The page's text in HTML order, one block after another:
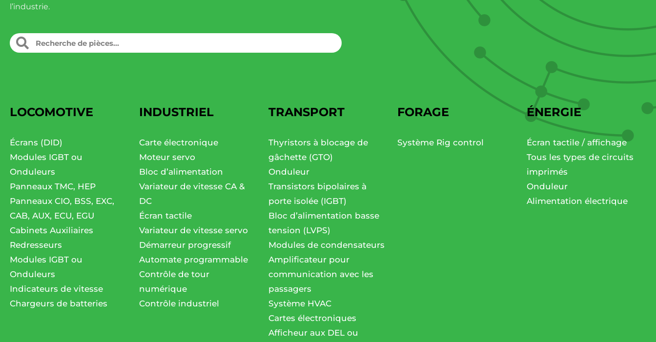
l’industrie.
LOCOMOTIVE
Écrans (DID)
Modules IGBT ou
Onduleurs
Panneaux TMC, HEP
Panneaux CIO, BSS, EXC,
CAB, AUX, ECU, EGU
Cabinets Auxiliaires
Redresseurs
Modules IGBT ou
Onduleurs
Indicateurs de vitesse
Chargeurs de batteries
INDUSTRIEL
Carte électronique
Moteur servo
Bloc d’alimentation
Variateur de vitesse CA &
DC
Écran tactile
Variateur de vitesse servo
Démarreur progressif
Automate programmable
Contrôle de tour
numérique
Contrôle industriel
TRANSPORT
Thyristors à blocage de
gâchette (GTO)
Onduleur
Transistors bipolaires à
porte isolée (IGBT)
Bloc d’alimentation basse
tension (LVPS)
Modules de condensateurs
Amplificateur pour
communication avec les
passagers
Système HVAC
Cartes électroniques
Afficheur aux DEL ou
FORAGE
Système Rig control
ÉNERGIE
Écran tactile / affichage
Tous les types de circuits
imprimés
Onduleur
Alimentation électrique